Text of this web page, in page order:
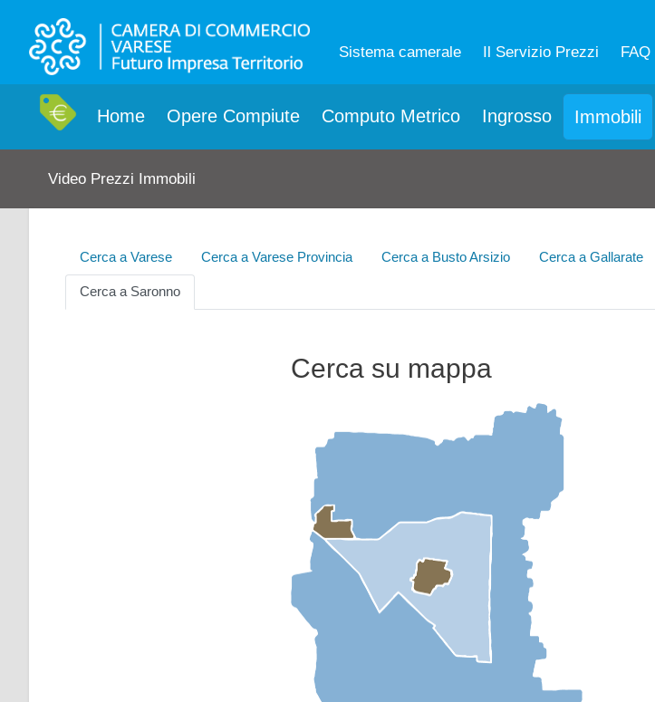
Sistema camerale Il Servizio Prezzi FAQ
Home Opere Compiute Computo Metrico Ingrosso Immobili
Video Prezzi Immobili
Cerca a Varese Cerca a Varese Provincia Cerca a Busto Arsizio Cerca a Gallarate
Cerca a Saronno
Cerca su mappa